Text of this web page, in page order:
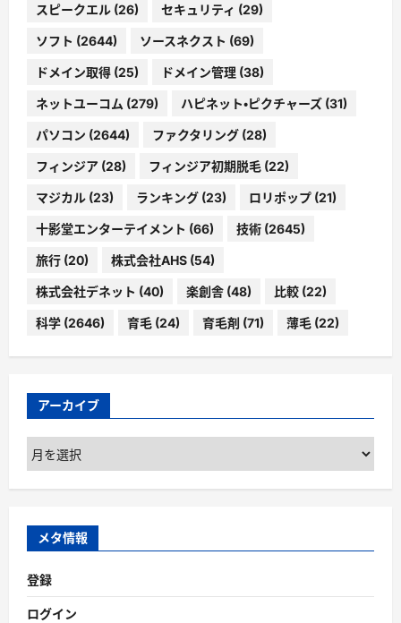
スピークエル (26) セキュリティ (29)
ソフト (2644) ソースネクスト (69)
ドメイン取得 (25) ドメイン管理 (38)
ネットユーコム (279) ハピネット・ピクチャーズ (31)
パソコン (2644) ファクタリング (28)
フィンジア (28) フィンジア初期脱毛 (22)
マジカル (23) ランキング (23) ロリポップ (21)
十影堂エンターテイメント (66) 技術 (2645)
旅行 (20) 株式会社AHS (54)
株式会社デネット (40) 楽創舎 (48) 比較 (22)
科学 (2646) 育毛 (24) 育毛剤 (71) 薄毛 (22)
アーカイブ
ア
ー
カ
ブ
メタ情報
登録
ログイン